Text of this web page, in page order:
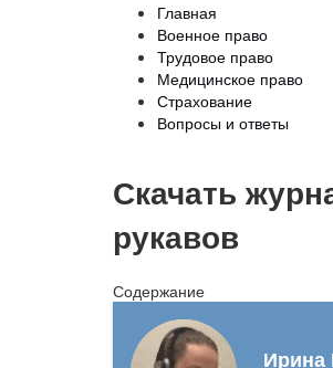
Главная
Военное право
Трудовое право
Медицинское право
Страхование
Вопросы и ответы
Скачать
рукавов
Содержание